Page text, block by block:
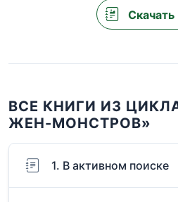
Скачать
ВСЕ КНИГИ ИЗ
ЖЕН-МОНСТРОВ»
1. В активном поиске